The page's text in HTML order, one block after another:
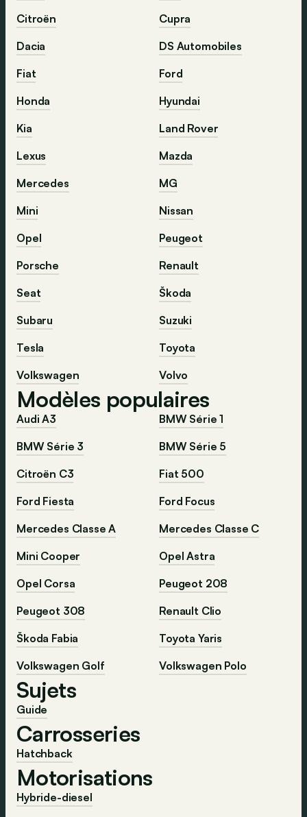
Citroën
Cupra
Dacia
DS Automobiles
Fiat
Ford
Honda
Hyundai
Kia
Land Rover
Lexus
Mazda
Mercedes
MG
Mini
Nissan
Opel
Peugeot
Porsche
Renault
Seat
Škoda
Subaru
Suzuki
Tesla
Toyota
Volkswagen
Volvo
Modèles populaires
Audi A3
BMW Série 1
BMW Série 3
BMW Série 5
Citroën C3
Fiat 500
Ford Fiesta
Ford Focus
Mercedes Classe A
Mercedes Classe C
Mini Cooper
Opel Astra
Opel Corsa
Peugeot 208
Peugeot 308
Renault Clio
Škoda Fabia
Toyota Yaris
Volkswagen Golf
Volkswagen Polo
Sujets
Guide
Carrosseries
Hatchback
Motorisations
Hybride-diesel